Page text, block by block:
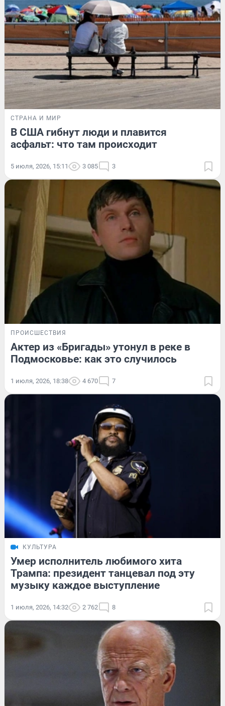
СТРАНА И МИР
В США гибнут люди и плавится
асфальт: что там происходит
5 июля, 2026, 15:11 3 085 3
ПРОИСШЕСТВИЯ
Актер из «Бригады» утонул в реке в
Подмосковье: как это случилось
1 июля, 2026, 18:38 4 670 7
КУЛЬТУРА
Умер исполнитель любимого хита
Трампа: президент танцевал под эту
музыку каждое выступление
1 июля, 2026, 14:32 2 762 8